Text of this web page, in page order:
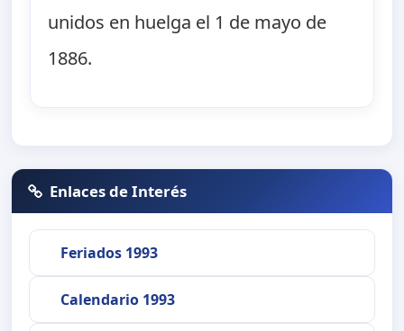
unidos en huelga el 1 de mayo de
1886.
Enlaces de Interés
Feriados 1993
Calendario 1993